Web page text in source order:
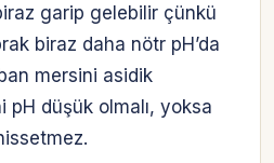
garip gelebilir çünkü
biraz daha nötr pH’da
mersini asidik
pH düşük olmalı, yoksa